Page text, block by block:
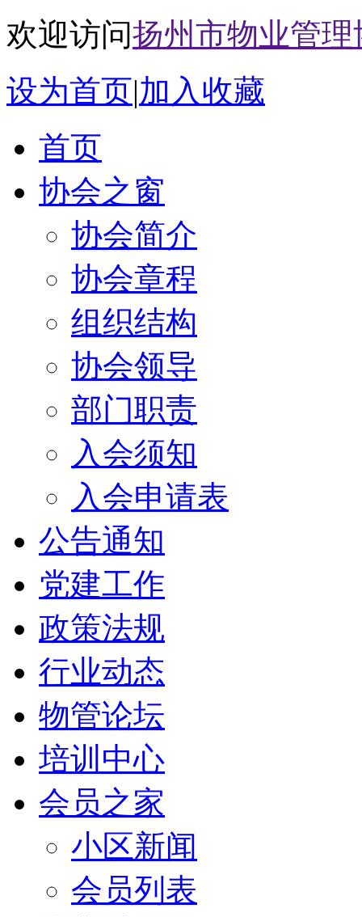
欢迎访问扬州市物业管理
设为首页|加入收藏
首页
协会之窗
协会简介
协会章程
组织结构
协会领导
部门职责
入会须知
入会申请表
公告通知
党建工作
政策法规
行业动态
物管论坛
培训中心
会员之家
小区新闻
会员列表